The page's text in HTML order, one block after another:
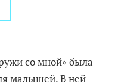
со мной» была
малышей. В ней